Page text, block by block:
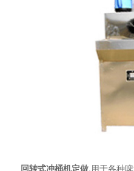
回转式冲桶机定做,用于各种